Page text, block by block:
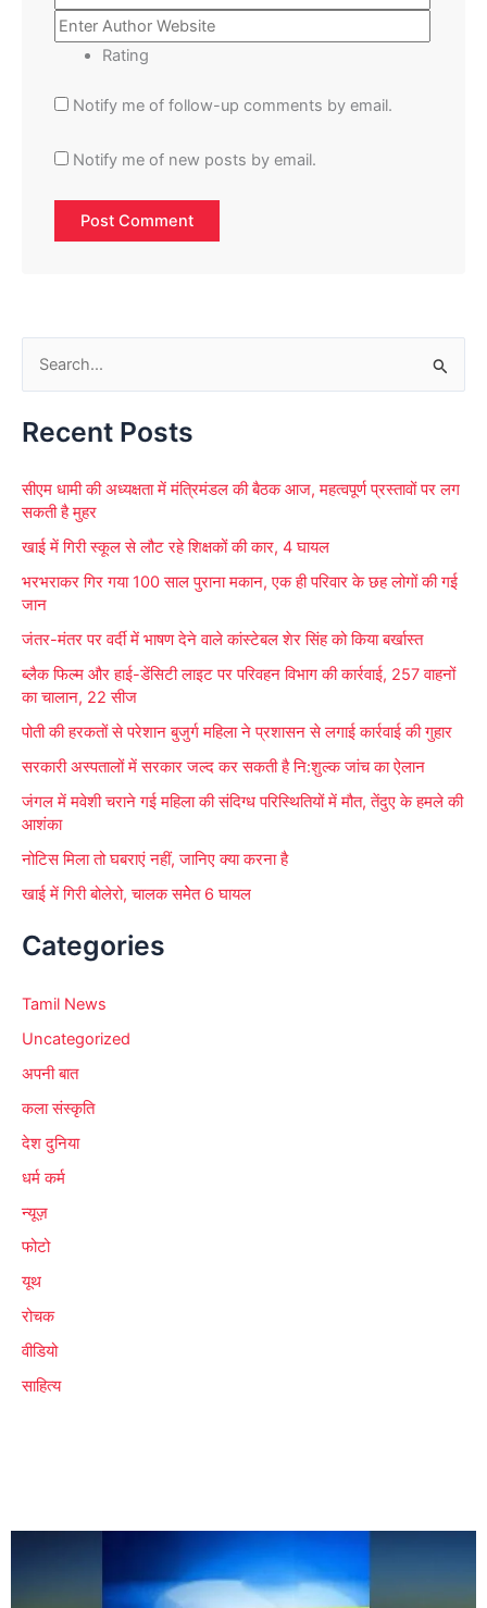
Rating
Notify me of follow-up comments by email.
Notify me of new posts by email.
a
c
o
Recent Posts
सीएम धामी की अध्यक्षता में मंत्रिमंडल की बैठक आज, महत्वपूर्ण प्रस्तावों पर लग
सकती है मुहर
खाई में गिरी स्कूल से लौट रहे शिक्षकों की कार, 4 घायल
भरभराकर गिर गया 100 साल पुराना मकान, एक ही परिवार के छह लोगों की गई
जान
जंतर-मंतर पर वर्दी में भाषण देने वाले कांस्टेबल शेर सिंह को किया बर्खास्त
ब्लैक फिल्म और हाई-डेंसिटी लाइट पर परिवहन विभाग की कार्रवाई, 257 वाहनों
का चालान, 22 सीज
पोती की हरकतों से परेशान बुजुर्ग महिला ने प्रशासन से लगाई कार्रवाई की गुहार
सरकारी अस्पतालों में सरकार जल्द कर सकती है नि:शुल्क जांच का ऐलान
जंगल में मवेशी चराने गई महिला की संदिग्ध परिस्थितियों में मौत, तेंदुए के हमले की
आशंका
नोटिस मिला तो घबराएं नहीं, जानिए क्या करना है
खाई में गिरी बोलेरो, चालक समेेत 6 घायल
Categories
Tamil News
Uncategorized
अपनी बात
कला संस्कृति
देश दुनिया
धर्म कर्म
न्यूज़
फोटो
यूथ
रोचक
वीडियो
साहित्य